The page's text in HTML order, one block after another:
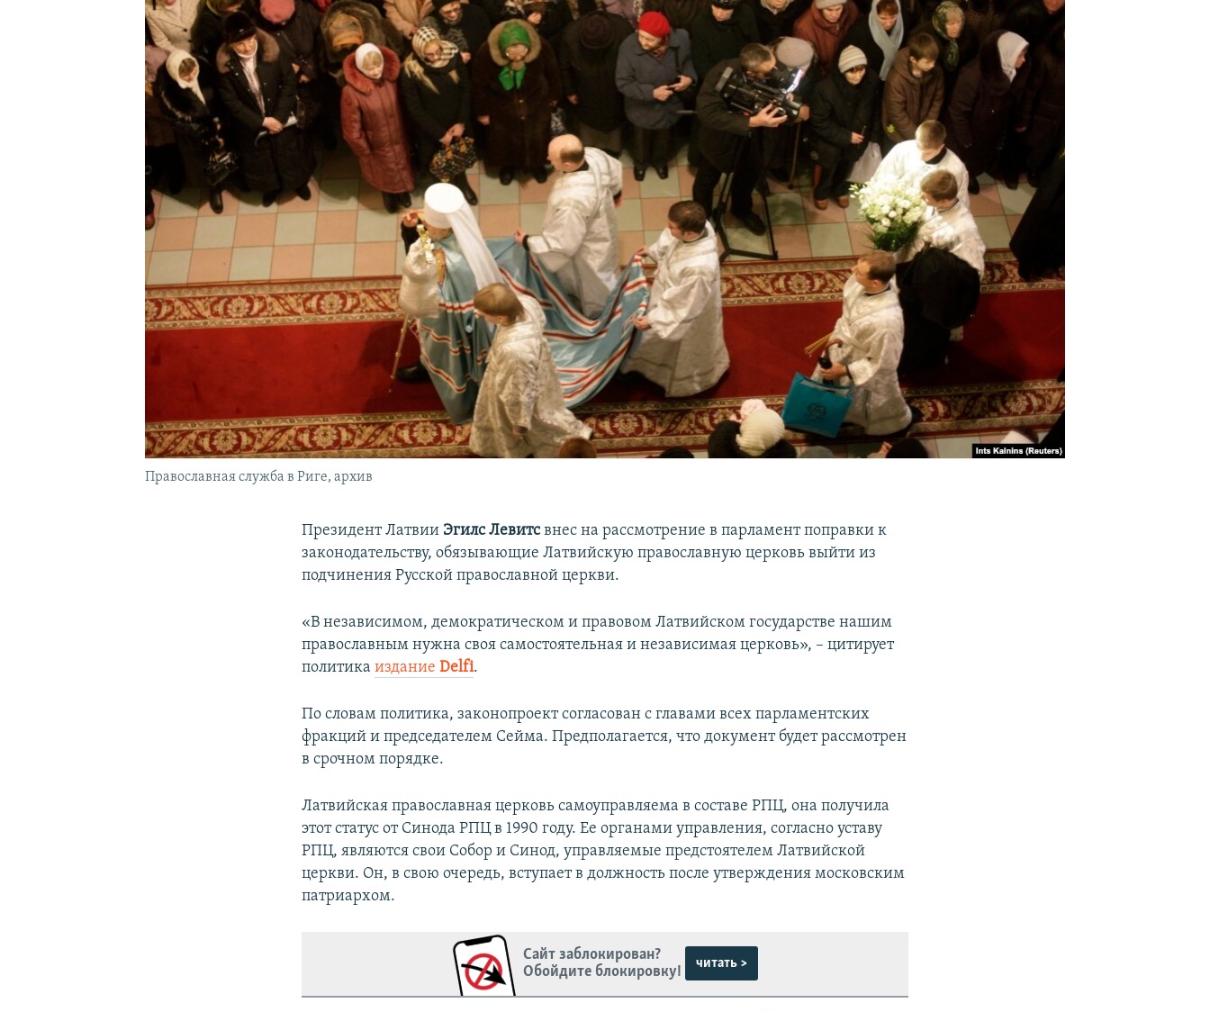
КРЫМ.НЕПОКОРЕННЫЙ
УКРАИНСКАЯ ПРОБЛЕМА КРЫМА
Православная служба в Риге, архив
Президент Латвии Эгилс Левитсвнес на рассмотрение в парламент поправки к
законодательству, обязывающие Латвийскую православную церковь выйти из
подчинения Русской православной церкви.
«В независимом, демократическом и правовом Латвийском государстве нашим
православным нужна своя самостоятельная и независимая церковь», – цитирует
политикаизданиеDelfi.
По словам политика, законопроект согласован с главами всех парламентских
фракций и председателем Сейма. Предполагается, что документ будет рассмотрен
в срочном порядке.
Латвийская православная церковь самоуправляема в составе РПЦ, она получила
этот статус от Синода РПЦ в 1990 году. Ее органами управления, согласно уставу
РПЦ, являются свои Собор и Синод, управляемые предстоятелем Латвийской
церкви. Он, в свою очередь, вступает в должность после утверждения московским
патриархом.
Сайт заблокирован?
Обойдите блокировку!
читать >